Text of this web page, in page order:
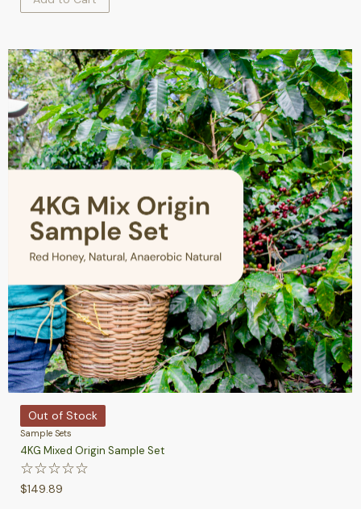
Out of Stock
Sample Sets
4KG Mixed Origin Sample Set
☆☆☆☆☆
$149.89